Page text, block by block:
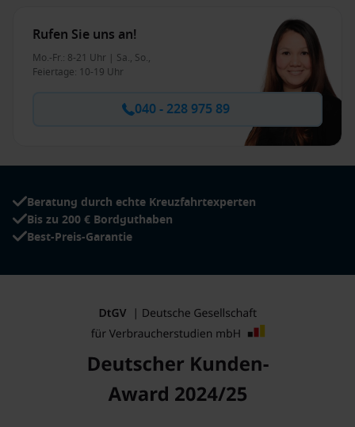
Rufen Sie uns an!
Mo.-Fr.: 8-21 Uhr | Sa., So.,
Feiertage: 10-19 Uhr
040 - 228 975 89
Beratung durch echte Kreuzfahrtexperten
Bis zu 200 € Bordguthaben
Best-Preis-Garantie